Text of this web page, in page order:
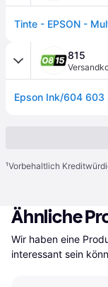
815
¹Vorbehaltlich
Ähnliche
Wir haben eine
interessant sein